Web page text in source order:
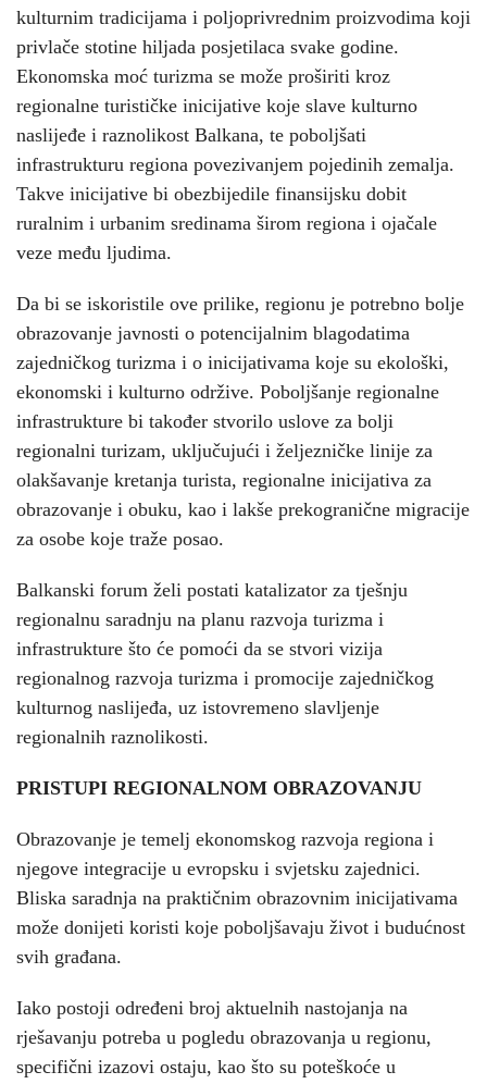
kulturnim tradicijama i poljoprivrednim proizvodima koji
privlače stotine hiljada posjetilaca svake godine.
Ekonomska moć turizma se može proširiti kroz
regionalne turističke inicijative koje slave kulturno
naslijeđe i raznolikost Balkana, te poboljšati
infrastrukturu regiona povezivanjem pojedinih zemalja.
Takve inicijative bi obezbijedile finansijsku dobit
ruralnim i urbanim sredinama širom regiona i ojačale
veze među ljudima.
Da bi se iskoristile ove prilike, regionu je potrebno bolje
obrazovanje javnosti o potencijalnim blagodatima
zajedničkog turizma i o inicijativama koje su ekološki,
ekonomski i kulturno održive. Poboljšanje regionalne
infrastrukture bi također stvorilo uslove za bolji
regionalni turizam, uključujući i željezničke linije za
olakšavanje kretanja turista, regionalne inicijativa za
obrazovanje i obuku, kao i lakše prekogranične migracije
za osobe koje traže posao.
Balkanski forum želi postati katalizator za tješnju
regionalnu saradnju na planu razvoja turizma i
infrastrukture što će pomoći da se stvori vizija
regionalnog razvoja turizma i promocije zajedničkog
kulturnog naslijeđa, uz istovremeno slavljenje
regionalnih raznolikosti.
PRISTUPI REGIONALNOM OBRAZOVANJU
Obrazovanje je temelj ekonomskog razvoja regiona i
njegove integracije u evropsku i svjetsku zajednici.
Bliska saradnja na praktičnim obrazovnim inicijativama
može donijeti koristi koje poboljšavaju život i budućnost
svih građana.
Iako postoji određeni broj aktuelnih nastojanja na
rješavanju potreba u pogledu obrazovanja u regionu,
specifični izazovi ostaju, kao što su poteškoće u